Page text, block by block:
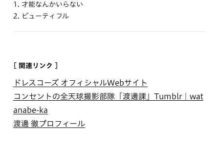
1. 才能なんかいらない
2. ビューティフル
[ 関連リンク ]
ドレスコーズ オフィシャルWebサイト
コンセントの全天球撮影部隊「渡邊課」Tumblr｜wat
anabe-ka
渡邊 徹プロフィール